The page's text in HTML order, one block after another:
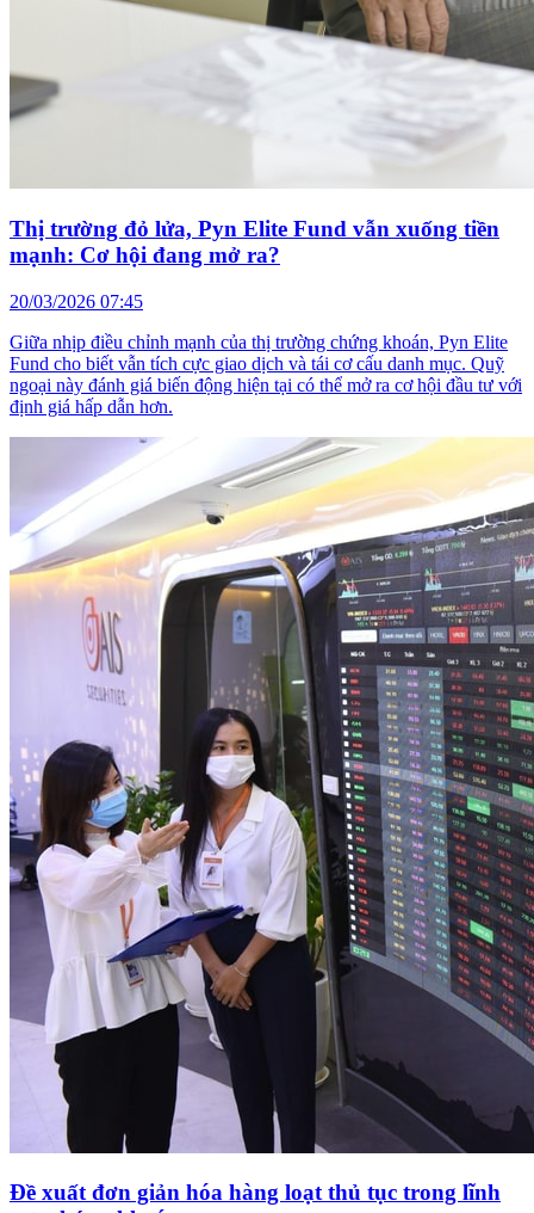
Thị trường đỏ lửa, Pyn Elite Fund vẫn xuống tiền
mạnh: Cơ hội đang mở ra?
20/03/2026 07:45
Giữa nhịp điều chỉnh mạnh của thị trường chứng khoán, Pyn Elite
Fund cho biết vẫn tích cực giao dịch và tái cơ cấu danh mục. Quỹ
ngoại này đánh giá biến động hiện tại có thể mở ra cơ hội đầu tư với
định giá hấp dẫn hơn.
Đề xuất đơn giản hóa hàng loạt thủ tục trong lĩnh